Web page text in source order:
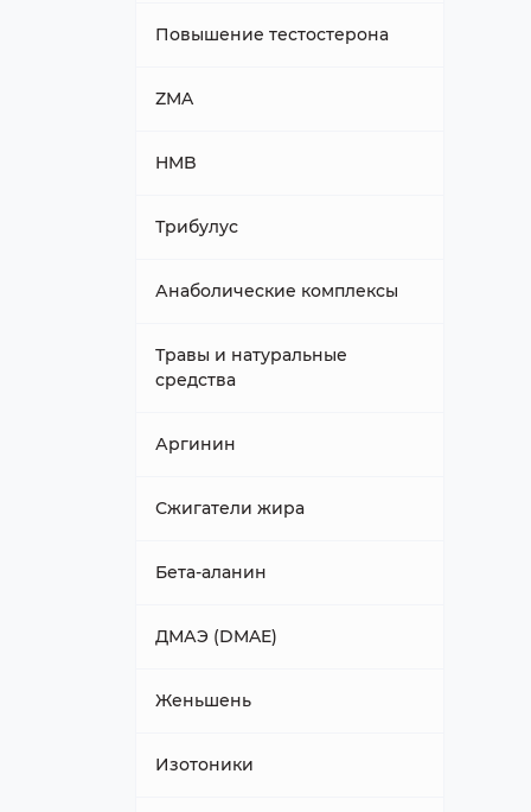
Повышение тестостерона
ZMA
HMB
Трибулус
Анаболические комплексы
Травы и натуральные
средства
Аргинин
Сжигатели жира
Бета-аланин
ДМАЭ (DMAE)
Женьшень
Изотоники